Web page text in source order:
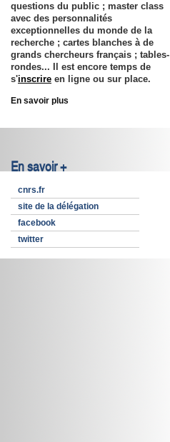
questions du public ; master class
avec des personnalités
exceptionnelles du monde de la
recherche ; cartes blanches à de
grands chercheurs français ; tables-
rondes... Il est encore temps de
s'inscrire en ligne ou sur place.
En savoir plus
En savoir +
cnrs.fr
site de la délégation
facebook
twitter